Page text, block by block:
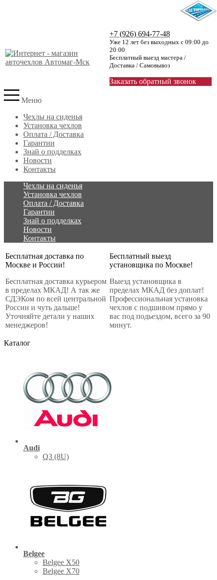
+7 (926) 694-77-48
Уже 12 лет без выходных с 09:00 до
20:00
Бесплатный выезд мастера /
Доставка / Самовывоз
Заказать обратный звонок
Меню
Чехлы на сиденья
Установка чехлов
Оплата / Доставка
Гарантии
Знай о подделках
Новости
Контакты
Чехлы на сиденья
Установка чехлов
Оплата / Доставка
Гарантии
Знай о подделках
Новости
Контакты
Бесплатная доставка по
Москве и России!
Бесплатная доставка курьером
в пределах МКАД! А так же
СДЭКом по всей центральной
России и чуть дальше!
Уточняйте детали у наших
менеджеров!
Бесплатный выезд
установщика по Москве!
Выезд установщика в
пределах МКАД без доплат!
Профессиональная установка
чехлов с подшивом прямо у
вас под подьездом, всего за 90
минут.
Каталог
Audi
Q3 (8U)
Belgee
Belgee X50
Belgee X70